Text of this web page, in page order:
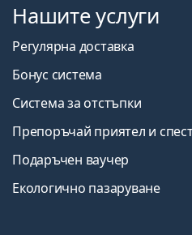
Нашите услуги
Регулярна доставка
Бонус система
Система за отстъпки
Препоръчай приятел и
Подаръчен ваучер
Екологично пазаруване